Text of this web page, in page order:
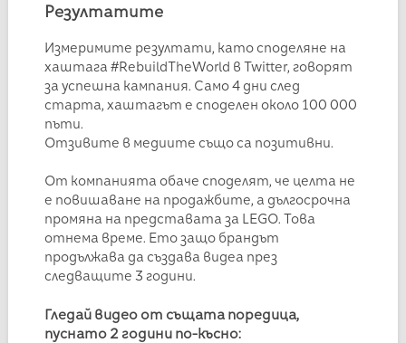
Резултатите
Измеримите резултати, като споделяне на
хаштага #RebuildTheWorld в Twitter, говорят
за успешна кампания. Само 4 дни след
старта, хаштагът е споделен около 100 000
пъти.
Отзивите в медиите също са позитивни.
От компанията обаче споделят, че целта не
е повишаване на продажбите, а дългосрочна
промяна на представата за LEGO. Това
отнема време. Ето защо брандът
продължава да създава видеа през
следващите 3 години.
Гледай видео от същата поредица,
пуснато 2 години по-късно: